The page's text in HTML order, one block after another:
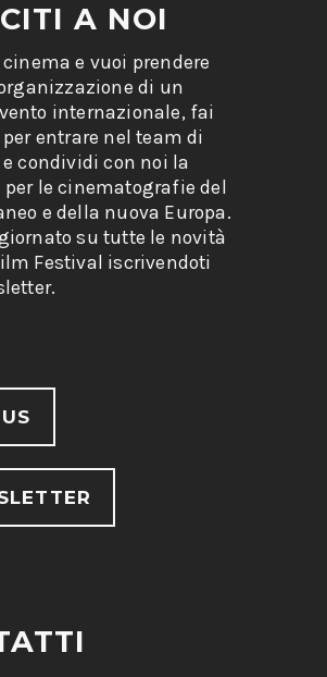
A NOI
e vuoi prendere
di un
internazionale, fai
entrare nel team di
condividi con noi la
per le cinematografie del
e della nuova Europa.
su tutte le novità
Festival iscrivendoti